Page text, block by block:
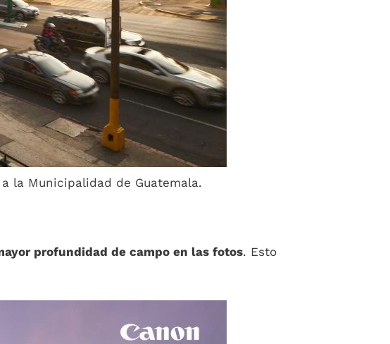
la Municipalidad de Guatemala.
profundidad de campo en las fotos. Esto